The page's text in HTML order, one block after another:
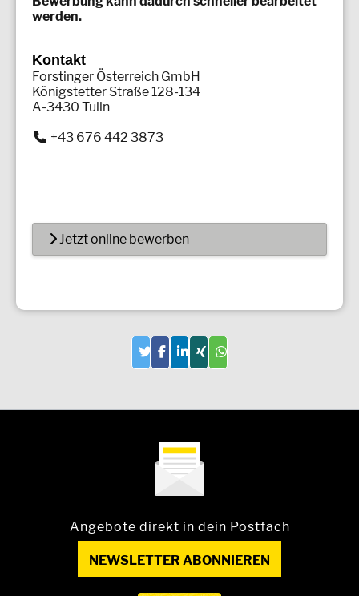
werden.
Kontakt
Forstinger Österreich GmbH
Königstetter Straße 128-134
A-3430 Tulln
+43 676 442 3873
Jetzt online bewerben
Angebote direkt in dein Postfach
NEWSLETTER ABONNIEREN